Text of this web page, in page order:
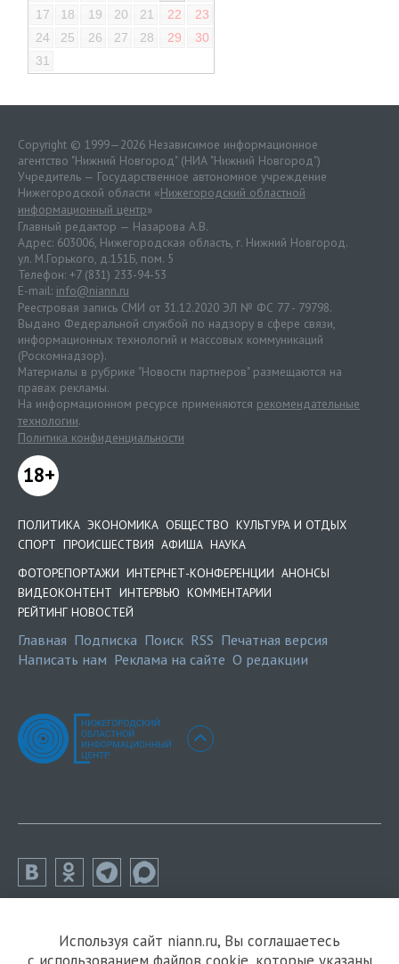
17
18 19 20 21 22
23
24
25 26 27 28 29
30
31
Copyright © 1999—2026 Независимое информационное
агентство "Нижний Новгород" (НИА "Нижний Новгород")
Учредитель — Государственное автономное учреждение
Нижегородской области «Нижегородский областной
информационный центр»
Главный редактор — Назарова А.В.
Адрес: 603006, Нижегородская область, г. Нижний Новгород.
ул. М.Горького, д.151Б, пом. 5
Телефон: +7 (831) 233-94-53
E-mail: info@niann.ru
Реестровая запись СМИ от 31.12.2020 ЭЛ № ФС 77 - 79798.
Выдано Федеральной службой по надзору в сфере связи,
информационных технологий и массовых коммуникаций
(Роскомнадзор).
Материалы в рубрике "Новости партнеров" размещаются на
правах рекламы.
На информационном ресурсе применяются рекомендательные
технологии.
Политика конфиденциальности
18+
ПОЛИТИКА ЭКОНОМИКА ОБЩЕСТВО КУЛЬТУРА И ОТДЫХ
СПОРТ ПРОИСШЕСТВИЯ АФИША НАУКА
ФОТОРЕПОРТАЖИ ИНТЕРНЕТ-КОНФЕРЕНЦИИ АНОНСЫ
ВИДЕОКОНТЕНТ ИНТЕРВЬЮ КОММЕНТАРИИ
РЕЙТИНГ НОВОСТЕЙ
Главная Подписка Поиск RSS Печатная версия
Написать нам Реклама на сайте О редакции
Используя сайт niann.ru, Вы соглашаетесь